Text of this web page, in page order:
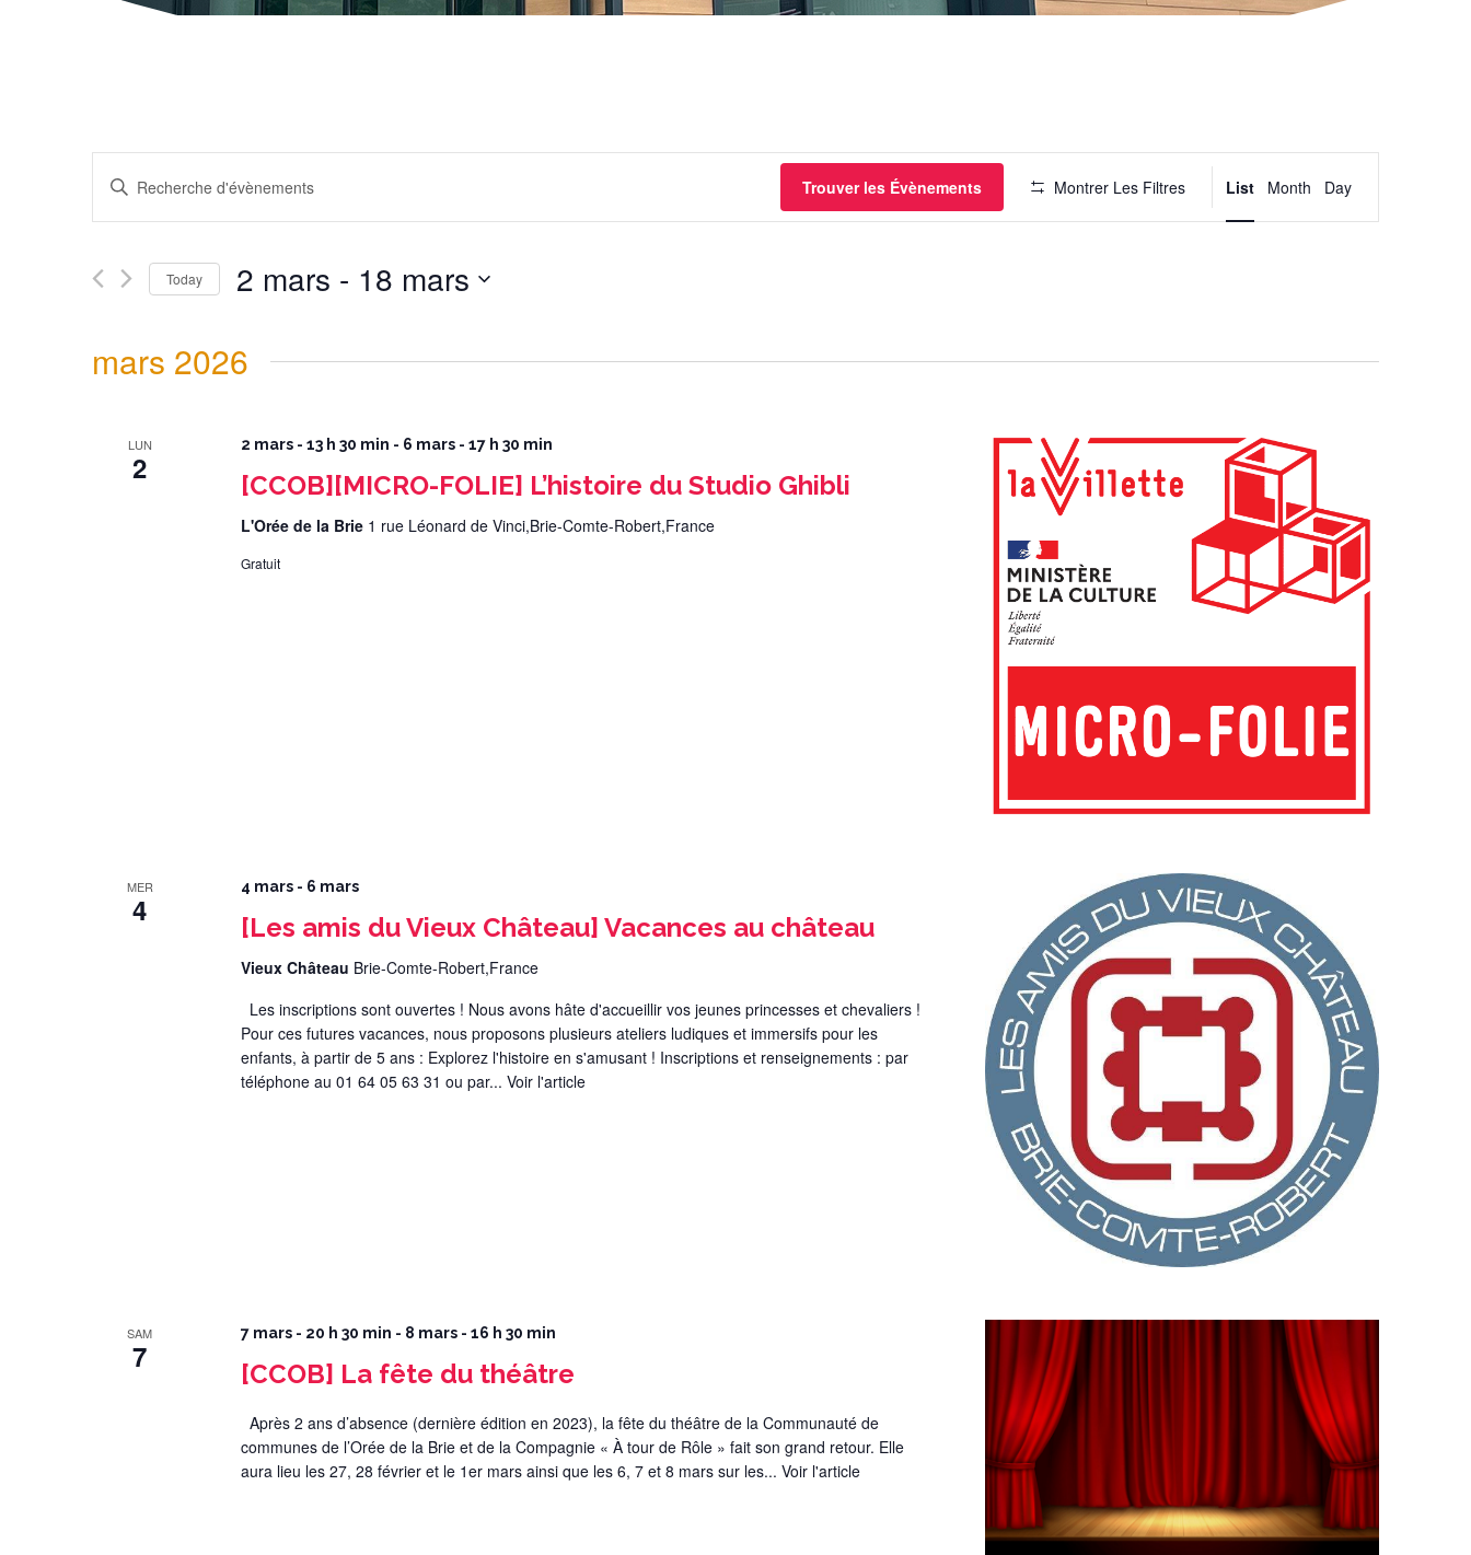
Recherche
Évènements
Search
Évènements
Trouver les Évènements Montrer Les Filtres
Navigation
List Month Day
Today 2 mars - 18 mars
mars 2026
LUN
2
2 mars - 13 h 30 min - 6 mars - 17 h 30 min
[CCOB][MICRO-FOLIE] L’histoire du Studio Ghibli
L'Orée de la Brie 1 rue Léonard de Vinci,Brie-Comte-Robert,France
Gratuit
MER
4
4 mars- 6 mars
[Les amis du Vieux Château] Vacances au château
Vieux Château Brie-Comte-Robert,France
Les inscriptions sont ouvertes ! Nous avons hâte d'accueillir vos jeunes princesses et chevaliers !
Pour ces futures vacances, nous proposons plusieurs ateliers ludiques et immersifs pour les
enfants, à partir de 5 ans : Explorez l'histoire en s'amusant ! Inscriptions et renseignements : par
téléphone au 01 64 05 63 31 ou par... Voir l'article
SAM
7
7 mars - 20 h 30 min - 8 mars - 16 h 30 min
[CCOB] La fête du théâtre
Après 2 ans d’absence (dernière édition en 2023), la fête du théâtre de la Communauté de
communes de l’Orée de la Brie et de la Compagnie « À tour de Rôle » fait son grand retour. Elle
aura lieu les 27, 28 février et le 1er mars ainsi que les 6, 7 et 8 mars sur les... Voir l'article